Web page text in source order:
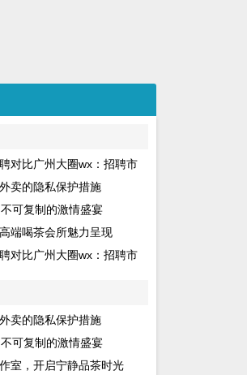
对比广州大圈wx：招聘市
卖的隐私保护措施
可复制的激情盛宴
端喝茶会所魅力呈现
对比广州大圈wx：招聘市
卖的隐私保护措施
可复制的激情盛宴
室，开启宁静品茶时光